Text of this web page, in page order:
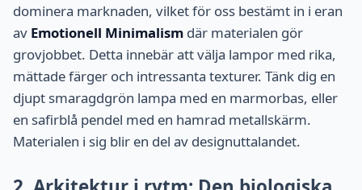
dominera marknaden, vilket för oss bestämt in i eran
av Emotionell Minimalism där materialen gör
grovjobbet. Detta innebär att välja lampor med rika,
mättade färger och intressanta texturer. Tänk dig en
djupt smaragdgrön lampa med en marmorbas, eller
en safirblå pendel med en hamrad metallskärm.
Materialen i sig blir en del av designuttalandet.